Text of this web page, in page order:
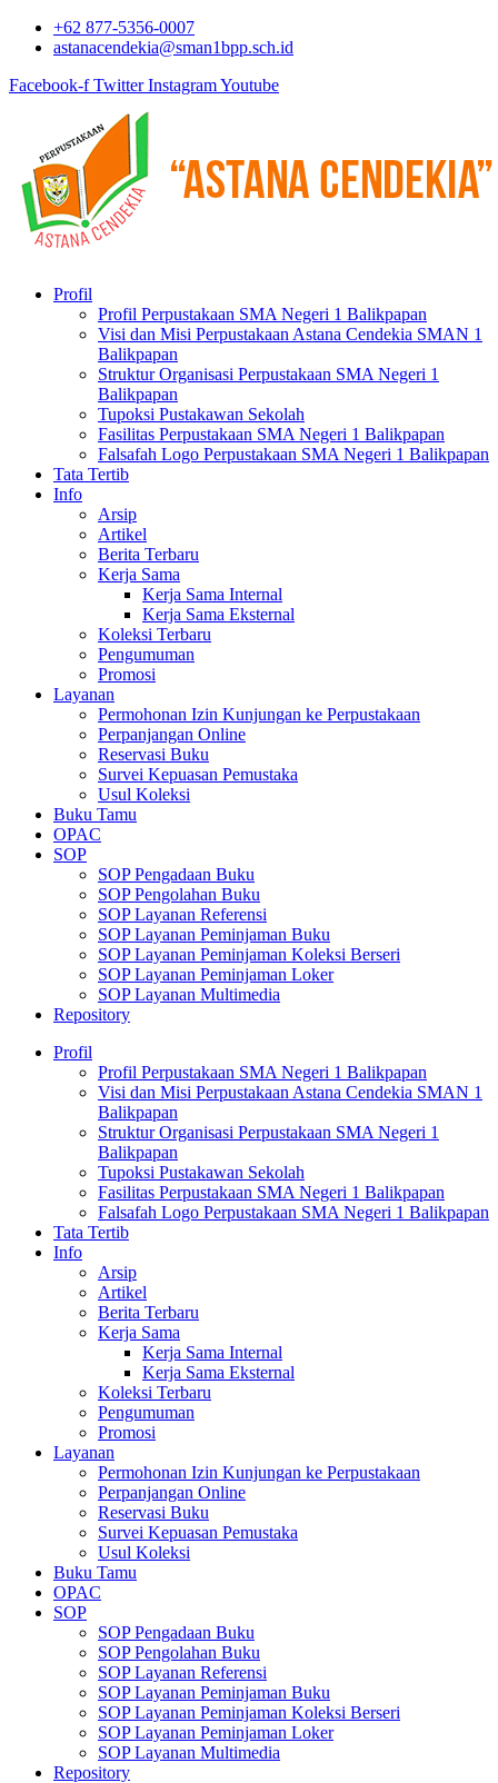
+62 877-5356-0007
astanacendekia@sman1bpp.sch.id
Facebook-f Twitter InstagramYoutube
Profil
Profil Perpustakaan SMA Negeri 1 Balikpapan
Visi dan Misi Perpustakaan Astana Cendekia SMAN 1
Balikpapan
Struktur Organisasi Perpustakaan SMA Negeri 1
Balikpapan
Tupoksi Pustakawan Sekolah
Fasilitas Perpustakaan SMA Negeri 1 Balikpapan
Falsafah Logo Perpustakaan SMA Negeri 1 Balikpapan
Tata Tertib
Info
Arsip
Artikel
Berita Terbaru
Kerja Sama
Kerja Sama Internal
Kerja Sama Eksternal
Koleksi Terbaru
Pengumuman
Promosi
Layanan
Permohonan Izin Kunjungan ke Perpustakaan
Perpanjangan Online
Reservasi Buku
Survei Kepuasan Pemustaka
Usul Koleksi
Buku Tamu
OPAC
SOP
SOP Pengadaan Buku
SOP Pengolahan Buku
SOP Layanan Referensi
SOP Layanan Peminjaman Buku
SOP Layanan Peminjaman Koleksi Berseri
SOP Layanan Peminjaman Loker
SOP Layanan Multimedia
Repository
Profil
Profil Perpustakaan SMA Negeri 1 Balikpapan
Visi dan Misi Perpustakaan Astana Cendekia SMAN 1
Balikpapan
Struktur Organisasi Perpustakaan SMA Negeri 1
Balikpapan
Tupoksi Pustakawan Sekolah
Fasilitas Perpustakaan SMA Negeri 1 Balikpapan
Falsafah Logo Perpustakaan SMA Negeri 1 Balikpapan
Tata Tertib
Info
Arsip
Artikel
Berita Terbaru
Kerja Sama
Kerja Sama Internal
Kerja Sama Eksternal
Koleksi Terbaru
Pengumuman
Promosi
Layanan
Permohonan Izin Kunjungan ke Perpustakaan
Perpanjangan Online
Reservasi Buku
Survei Kepuasan Pemustaka
Usul Koleksi
Buku Tamu
OPAC
SOP
SOP Pengadaan Buku
SOP Pengolahan Buku
SOP Layanan Referensi
SOP Layanan Peminjaman Buku
SOP Layanan Peminjaman Koleksi Berseri
SOP Layanan Peminjaman Loker
SOP Layanan Multimedia
Repository